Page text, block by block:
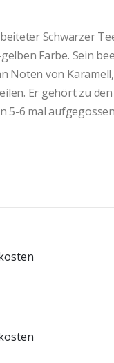
Schwarzer
Farbe. Sein
Noten von
Er gehört zu
5-6 mal